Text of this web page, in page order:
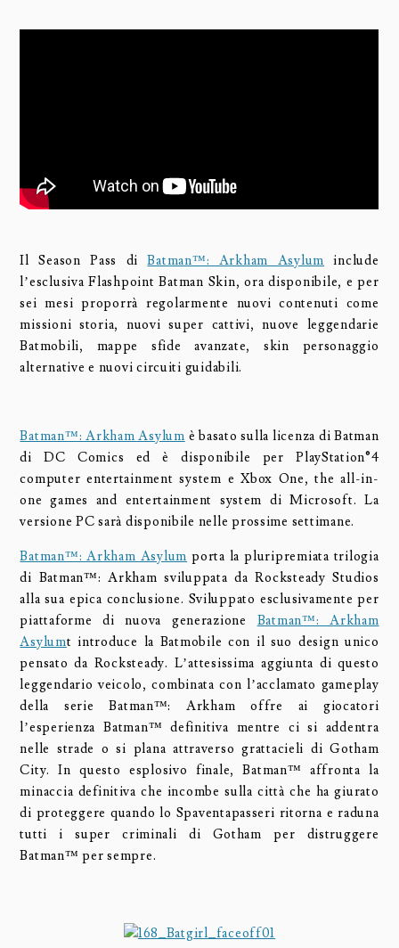
Il Season Pass diBatman™: Arkham Asylum include
l’esclusiva Flashpoint Batman Skin, ora disponibile, e per
sei mesi proporrà regolarmente nuovi contenuti come
missioni storia, nuovi super cattivi, nuove leggendarie
Batmobili, mappe sfide avanzate, skin personaggio
alternative e nuovi circuiti guidabili.
Batman™: Arkham Asylum è basato sulla licenza di Batman
di DC Comics ed è disponibile per PlayStation®4
computer entertainment system e Xbox One, the all-in-
one games and entertainment system di Microsoft. La
versione PC sarà disponibile nelle prossime settimane.
Batman™: Arkham Asylum porta la pluripremiata trilogia
di Batman™: Arkham sviluppata da Rocksteady Studios
alla sua epica conclusione. Sviluppato esclusivamente per
piattaforme di nuova generazione Batman™: Arkham
Asylumt introduce la Batmobile con il suo design unico
pensato da Rocksteady. L’attesissima aggiunta di questo
leggendario veicolo, combinata con l’acclamato gameplay
della serie Batman™: Arkham offre ai giocatori
l’esperienza Batman™ definitiva mentre ci si addentra
nelle strade o si plana attraverso grattacieli di Gotham
City. In questo esplosivo finale, Batman™ affronta la
minaccia definitiva che incombe sulla città che ha giurato
di proteggere quando lo Spaventapasseri ritorna e raduna
tutti i super criminali di Gotham per distruggere
Batman™ per sempre.